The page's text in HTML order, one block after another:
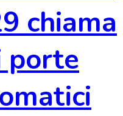
chiama
porte